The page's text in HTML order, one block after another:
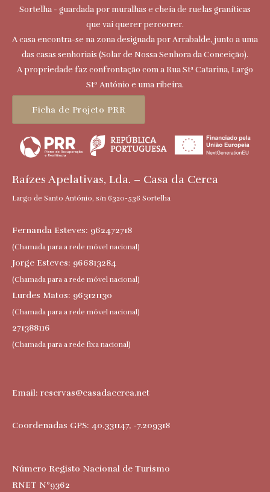
Sortelha - guardada por muralhas e cheia de ruelas graníticas
que vai querer percorrer.
A casa encontra-se na zona designada por Arrabalde, junto a uma
das casas senhoriais (Solar de Nossa Senhora da Conceição).
A propriedade faz confrontação com a Rua Stª Catarina, Largo
Stº António e uma ribeira.
Ficha de Projeto PRR
Raízes Apelativas, Lda. – Casa da Cerca
Largo de Santo António, s/n 6320-536 Sortelha
Fernanda Esteves: 962472718
(Chamada para a rede móvel nacional)
Jorge Esteves: 966813284
(Chamada para a rede móvel nacional)
Lurdes Matos: 963121130
(Chamada para a rede móvel nacional)
271388116
(Chamada para a rede fixa nacional)
Email: reservas@casadacerca.net
Coordenadas GPS: 40.331147, -7.209318
Número Registo Nacional de Turismo
RNET Nº9362